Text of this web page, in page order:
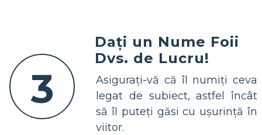
3
Dați un Nume Foii
Dvs. de Lucru!
Asigurați-vă că îl numiți ceva
legat de subiect, astfel încât
să îl puteți găsi cu ușurință în
viitor.